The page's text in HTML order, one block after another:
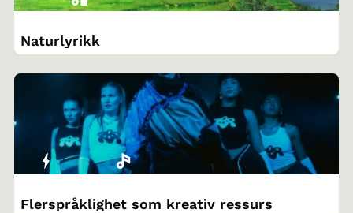
Naturlyrikk
Flerspråklighet som kreativ ressurs